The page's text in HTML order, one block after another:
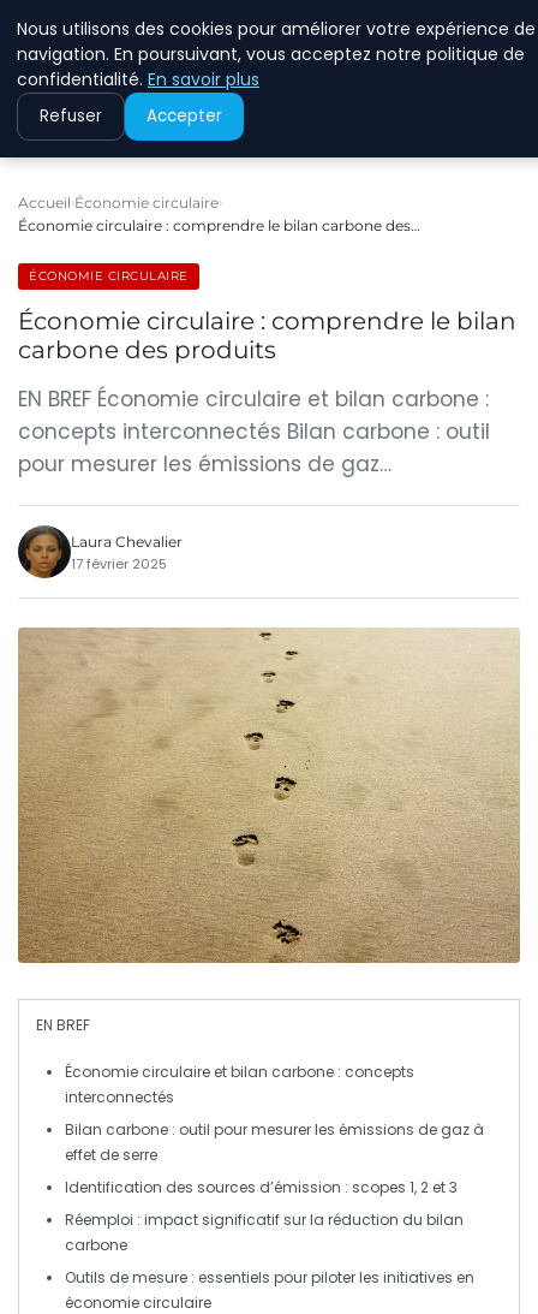
Accueil Économie circulaire
Économie circulaire : comprendre le bilan carbone des…
ÉCONOMIE CIRCULAIRE
Économie circulaire : comprendre le bilan
carbone des produits
EN BREF Économie circulaire et bilan carbone :
concepts interconnectés Bilan carbone : outil
pour mesurer les émissions de gaz…
Laura Chevalier
17 février 2025
EN BREF
Économie circulaire etbilan carbone : concepts
interconnectés
Bilan carbone : outil pour mesurer les émissions de gaz à
effet de serre
Identification des sources d’émission : scopes 1, 2 et 3
Réemploi : impact significatif sur la réduction du bilan
carbone
Outils de mesure : essentiels pour piloter les initiatives en
économie circulaire
Nous utilisons des cookies pour améliorer votre expérience de
navigation. En poursuivant, vous acceptez notre politique de
confidentialité. En savoir plus
Refuser Accepter